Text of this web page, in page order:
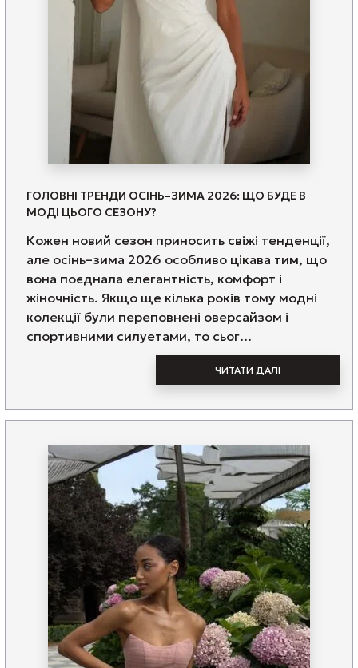
ГОЛОВНІ ТРЕНДИ ОСІНЬ–ЗИМА 2026: ЩО БУДЕ В
МОДІ ЦЬОГО СЕЗОНУ?
Кожен новий сезон приносить свіжі тенденції,
але осінь–зима 2026 особливо цікава тим, що
вона поєднала елегантність, комфорт і
жіночність. Якщо ще кілька років тому модні
колекції були переповнені оверсайзом і
спортивними силуетами, то сьог...
ЧИТАТИ ДАЛІ